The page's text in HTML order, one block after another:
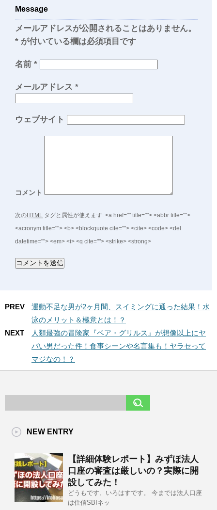
Message
メールアドレスが公開されることはありません。
* が付いている欄は必須項目です
名前 *
メールアドレス *
ウェブサイト
コメント
次のHTML タグと属性が使えます: <a href="" title=""> <abbr title="">
<acronym title=""> <b> <blockquote cite=""> <cite> <code> <del
datetime=""> <em> <i> <q cite=""> <strike> <strong>
PREV
運動不足な男が2ヶ月間、スイミングに通った結果！水
泳のメリット＆極意とは！？
NEXT
人類最強の冒険家『ベア・グリルス』が想像以上にヤ
バい男だった件！食事シーンや名言集も！ヤラセって
マジなの！？
NEW ENTRY
【詳細体験レポート】みずほ法人
口座の審査は厳しいの？実際に開
設してみた！
どうもです、いろはすです。 今までは法人口座
は住信SBIネッ